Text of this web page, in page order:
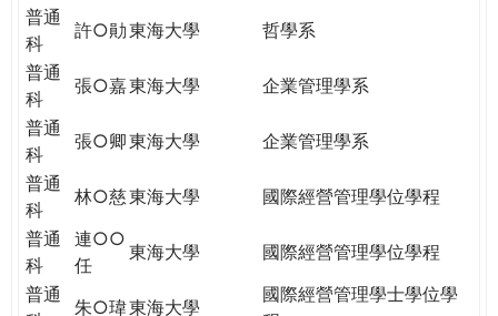
普通
科
許○勛東海大學
哲學系
普通
科
張○嘉東海大學
企業管理學系
普通
科
張○卿東海大學
企業管理學系
普通
科
林○慈東海大學
國際經營管理學位學程
普通
科
連○○
任
東海大學
國際經營管理學位學程
普通
朱○瑋東海大學
國際經營管理學士學位學